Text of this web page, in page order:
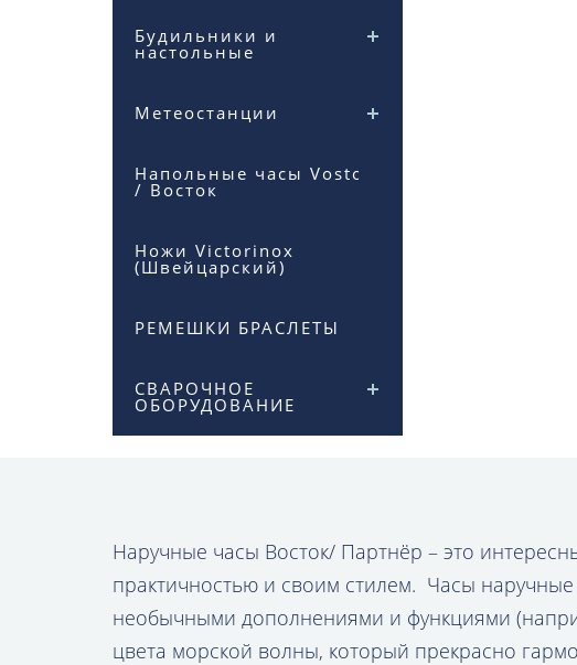
Будильники и
настольные
Метеостанции
Напольные часы Vostok
/ Восток
Ножи Victorinox
(Швейцарский)
РЕМЕШКИ БРАСЛЕТЫ
СВАРОЧНОЕ
ОБОРУДОВАНИЕ
Наручные часы Восток/ Партнёр – это
практичностью и своим стилем. Часы
необычными дополнениями и функциями
цвета морской волны, который прекрасно